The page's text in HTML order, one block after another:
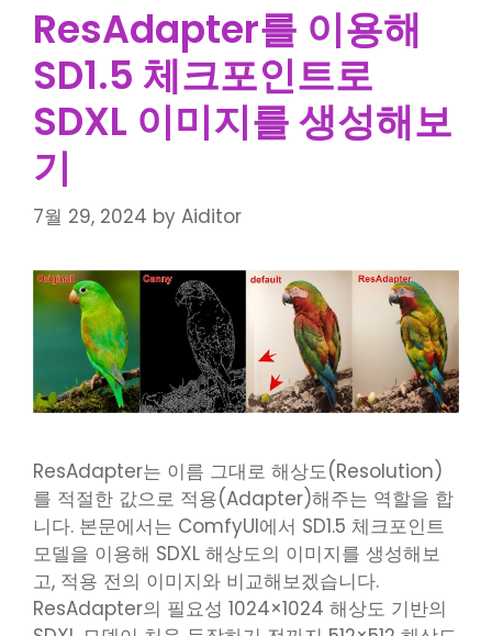
ResAdapter를 이용해
SD1.5 체크포인트로
SDXL 이미지를 생성해보
기
7월 29, 2024 by Aiditor
ResAdapter는 이름 그대로 해상도(Resolution)
를 적절한 값으로 적용(Adapter)해주는 역할을 합
니다. 본문에서는 ComfyUI에서 SD1.5 체크포인트
모델을 이용해 SDXL 해상도의 이미지를 생성해보
고, 적용 전의 이미지와 비교해보겠습니다.
ResAdapter의 필요성 1024×1024 해상도 기반의